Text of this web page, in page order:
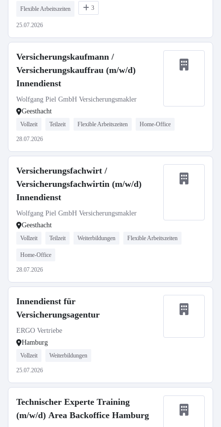
Flexible Arbeitszeiten 3
25.07.2026
Versicherungskaufmann /
Versicherungskauffrau (m/w/d)
Innendienst
Wolfgang Piel GmbH Versicherungsmakler
Geesthacht
Vollzeit Teilzeit Flexible Arbeitszeiten Home-Office
28.07.2026
Versicherungsfachwirt /
Versicherungsfachwirtin (m/w/d)
Innendienst
Wolfgang Piel GmbH Versicherungsmakler
Geesthacht
Vollzeit Teilzeit Weiterbildungen Flexible Arbeitszeiten
Home-Office
28.07.2026
Innendienst für
Versicherungsagentur
ERGO Vertriebe
Hamburg
Vollzeit Weiterbildungen
25.07.2026
Technischer Experte Training
(m/w/d) Area Backoffice Hamburg